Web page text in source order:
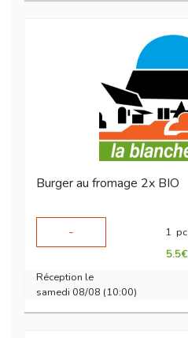
Burger au fromage 2x BIO
-
1 pc
5.5€
Réception le
samedi 08/08 (10:00)